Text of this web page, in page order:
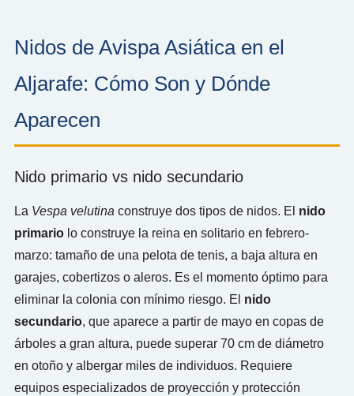
Nidos de Avispa Asiática en el
Aljarafe: Cómo Son y Dónde
Aparecen
Nido primario vs nido secundario
La Vespa velutina construye dos tipos de nidos. El nido
primariolo construye la reina en solitario en febrero-
marzo: tamaño de una pelota de tenis, a baja altura en
garajes, cobertizos o aleros. Es el momento óptimo para
eliminar la colonia con mínimo riesgo. El nido
secundario, que aparece a partir de mayo en copas de
árboles a gran altura, puede superar 70 cm de diámetro
en otoño y albergar miles de individuos. Requiere
equipos especializados de proyección y protección